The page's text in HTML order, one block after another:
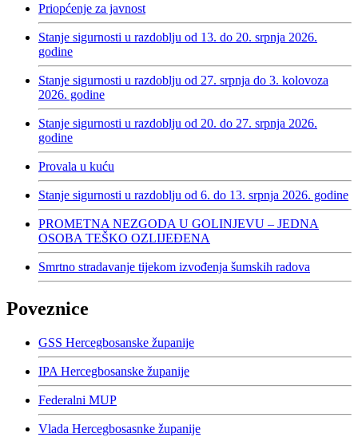
Priopćenje za javnost
Stanje sigurnosti u razdoblju od 13. do 20. srpnja 2026.
godine
Stanje sigurnosti u razdoblju od 27. srpnja do 3. kolovoza
2026. godine
Stanje sigurnosti u razdoblju od 20. do 27. srpnja 2026.
godine
Provala u kuću
Stanje sigurnosti u razdoblju od 6. do 13. srpnja 2026. godine
PROMETNA NEZGODA U GOLINJEVU – JEDNA
OSOBA TEŠKO OZLIJEĐENA
Smrtno stradavanje tijekom izvođenja šumskih radova
Poveznice
GSS Hercegbosanske županije
IPA Hercegbosanske županije
Federalni MUP
Vlada Hercegbosasnke županije